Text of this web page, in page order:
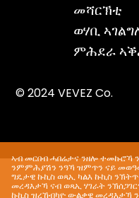
ኣብ መርበብ ሓበሬታና ንዘሎ ተመኩሮኻ
ንምምሕያሽን ንዓኻ ዝምጥን ናይ
ግዴታዊ ኩኪስ ወጻኢ ካልእ ኩኪስ
መረዳእታኻ ናብ ወጻኢ ሃገራት
ኩኪስ ዝረኸብካዮ ውልቃዊ
መሻርኽቲ
ወሃቢ
ምሕደራ
© 2024 VEVEZ Co.